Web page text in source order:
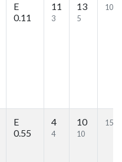
E
0.11
11
3
13
5
E
0.55
4
4
10
10